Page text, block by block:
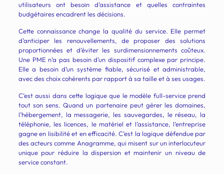
utilisateurs ont besoin d’assistance et quelles contraintes
budgétaires encadrent les décisions.
Cette connaissance change la qualité du service. Elle permet
d’anticiper les renouvellements, de proposer des solutions
proportionnées et d’éviter les surdimensionnements coûteux.
Une PME n’a pas besoin d’un dispositif complexe par principe.
Elle a besoin d’un système fiable, sécurisé et administrable,
avec des choix cohérents par rapport à sa taille et à ses usages.
C’est aussi dans cette logique que le modèle full-service prend
tout son sens. Quand un partenaire peut gérer les domaines,
l’hébergement, la messagerie, les sauvegardes, le réseau, la
téléphonie, les licences, le matériel et l’assistance, l’entreprise
gagne en lisibilité et en efficacité. C’est la logique défendue par
des acteurs comme Anagramme, qui misent sur un interlocuteur
unique pour réduire la dispersion et maintenir un niveau de
service constant.